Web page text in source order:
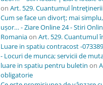
on Art. 529. Cuantumul întreţinerii
Cum se face un divorț; mai
ușor… - Ziare Online 24 - Stiri
Romaniaon Art. 529. Cuantumul
Luare in spatiu contracost -
- Locuri de munca; servicii de
luare in spatiu pentru buletin on
obligatorie